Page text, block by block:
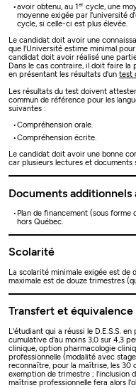
avoir obtenu, au 1 ercycle, une
moyenne exigée par l'université
cycle, si celle-ci est plus élevée.
Le candidat doit avoir une
que l'Université estime minimal
candidat doit avoir réalisé une
Dans le cas contraire, il doit faire
en présentant les résultats d'untest
Les résultats du test doivent
commun de référence pour les
suivantes :
Compréhension orale.
Compréhension écrite.
Le candidat doit avoir une bonne
car plusieurs lectures et documents
Documents additionnels
Plan de financement (sous
hors Québec.
Scolarité
La scolarité minimale exigée est de
maximale est de douze trimestres
Transfert et équivalence
L'étudiant qui a réussi le D.E.S.S.
cumulative d'au moins 3,0 sur 4,3
clinique, option pharmacologie
professionnelle (modalité avec
reconnaître, pour la maîtrise, les 30
exemption de trimestre ; l'inclusion
maîtrise professionnelle fera alors